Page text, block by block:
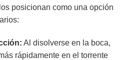
posicionan como una opción
Al disolverse en la boca,
rápidamente en el torrente